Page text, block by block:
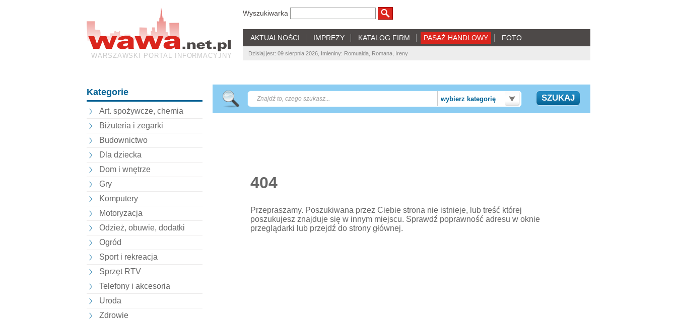
WARSZAWSKI PORTAL INFORMACYJNY
Wyszukiwarka
AKTUALNOŚCI IMPREZY KATALOG FIRM PASAŻ HANDLOWY FOTO
Dzisiaj jest: 09 sierpnia 2026, Imieniny: Romualda, Romana, Ireny
Kategorie
Art. spożywcze, chemia
Biżuteria i zegarki
Budownictwo
Dla dziecka
Dom i wnętrze
Gry
Komputery
Motoryzacja
Odzież, obuwie, dodatki
Ogród
Sport i rekreacja
Sprzęt RTV
Telefony i akcesoria
Uroda
Zdrowie
wybierz kategorię
404
Przepraszamy. Poszukiwana przez Ciebie strona nie istnieje, lub treść której
poszukujesz znajduje się w innym miejscu. Sprawdź poprawność adresu w oknie
przeglądarki lub przejdź do strony głównej.